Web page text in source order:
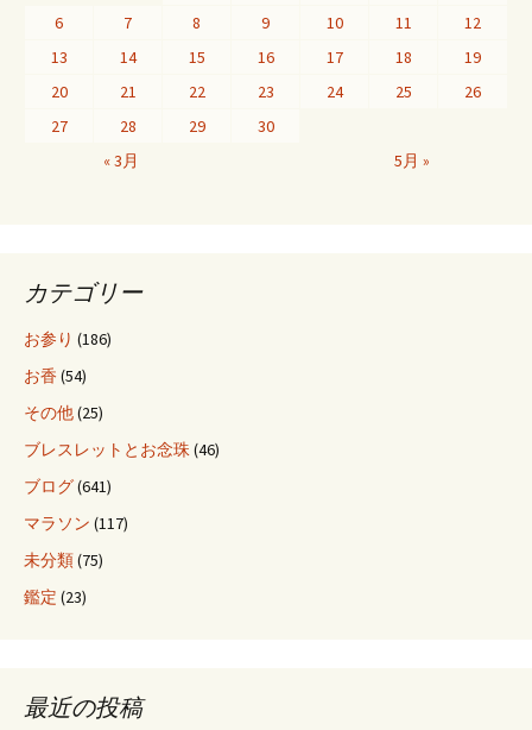
6
7 8 9 10 11
12
13
14 15 16 17 18
19
20
21 22 23 24 25
26
27
28 29
30
« 3月
5月 »
カテゴリー
お参り (186)
お香(54)
その他(25)
ブレスレットとお念珠(46)
ブログ(641)
マラソン (117)
未分類(75)
鑑定 (23)
最近の投稿